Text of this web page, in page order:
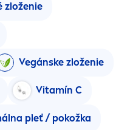
zloženie
Vegánske zloženie
Vitamín C
pleť / pokožka